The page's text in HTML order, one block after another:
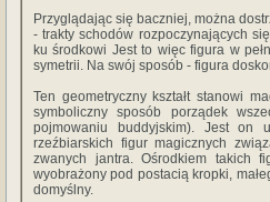
Przyglądając się baczniej, można
- trakty schodów rozpoczynających
ku środkowi Jest to więc figura w
symetrii. Na swój sposób - figura
Ten geometryczny kształt stanowi
symboliczny sposób porządek
pojmowaniu buddyjskim). Jest on
rzeźbiarskich figur magicznych
zwanych jantra. Ośrodkiem takich
wyobrażony pod postacią kropki,
domyślny.